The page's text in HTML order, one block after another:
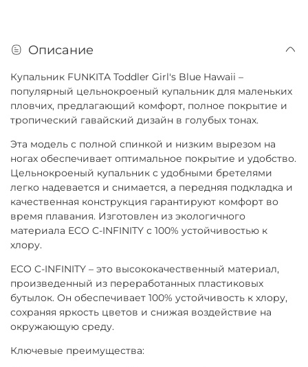
Описание
Купальник FUNKITA Toddler Girl's Blue Hawaii –
популярный цельнокроеный купальник для маленьких
пловчих, предлагающий комфорт, полное покрытие и
тропический гавайский дизайн в голубых тонах.
Эта модель с полной спинкой и низким вырезом на
ногах обеспечивает оптимальное покрытие и удобство.
Цельнокроеный купальник с удобными бретелями
легко надевается и снимается, а передняя подкладка и
качественная конструкция гарантируют комфорт во
время плавания. Изготовлен из экологичного
материала ECO C-INFINITY с 100% устойчивостью к
хлору.
ECO C-INFINITY – это высококачественный материал,
произведенный из переработанных пластиковых
бутылок. Он обеспечивает 100% устойчивость к хлору,
сохраняя яркость цветов и снижая воздействие на
окружающую среду.
Ключевые преимущества: